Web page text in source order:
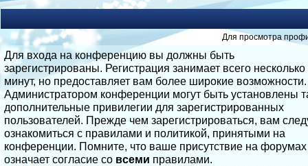
Для просмотра
Для входа на конференцию вы должны быть
зарегистрированы. Регистрация занимает всего несколько
минут, но предоставляет вам более широкие возможности.
Администратором конференции могут быть установлены
дополнительные привилегии для зарегистрированных
пользователей. Прежде чем зарегистрироваться, вам
ознакомиться с правилами и политикой, принятыми на
конференции. Помните, что ваше присутствие на форумах
означает согласие со всеми правилами.